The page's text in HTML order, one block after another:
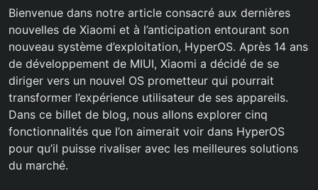
Bienvenue dans notre article consacré aux dernières
nouvelles de Xiaomi et à l’anticipation entourant son
nouveau système d’exploitation, HyperOS. Après 14 ans
de développement de MIUI, Xiaomi a décidé de se
diriger vers un nouvel OS prometteur qui pourrait
transformer l’expérience utilisateur de ses appareils.
Dans ce billet de blog, nous allons explorer cinq
fonctionnalités que l’on aimerait voir dans HyperOS
pour qu’il puisse rivaliser avec les meilleures solutions
du marché.